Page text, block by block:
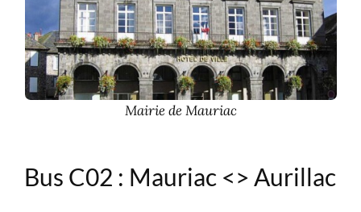
Mairie de Mauriac
Bus C02 : Mauriac <> Aurillac